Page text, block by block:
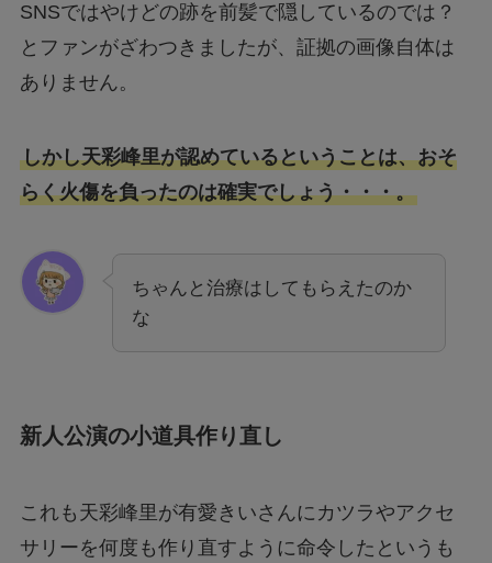
SNSではやけどの跡を前髪で隠しているのでは？
とファンがざわつきましたが、証拠の画像自体は
ありません。
しかし天彩峰里が認めているということは、おそ
らく火傷を負ったのは確実でしょう・・・。
ちゃんと治療はしてもらえたのか
な
新人公演の小道具作り直し
これも天彩峰里が有愛きいさんにカツラやアクセ
サリーを何度も作り直すように命令したというも